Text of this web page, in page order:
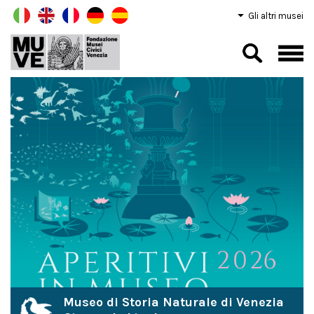
Gli altri musei
Museo di Storia Naturale di Venezia